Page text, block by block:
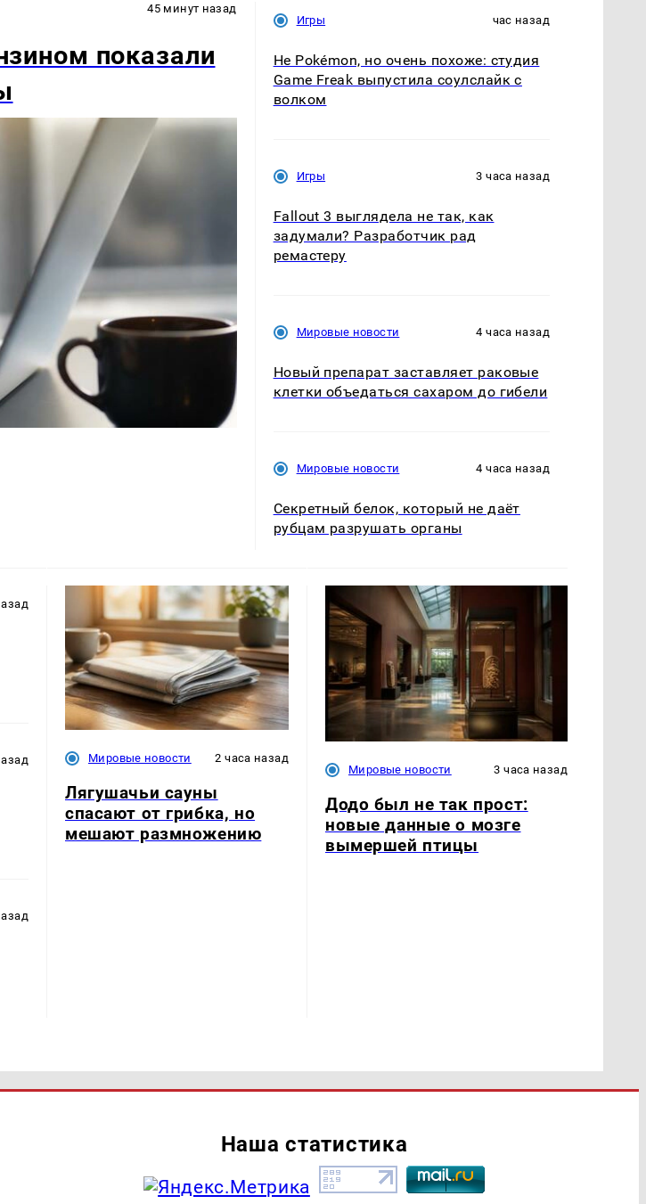
45 минут назад
показали
Игры час назад
Не Pokémon, но очень похоже: студия
Game Freak выпустила соулслайк с
волком
Игры 3 часа назад
Fallout 3 выглядела не так, как
задумали? Разработчик рад
ремастеру
Мировые новости 4 часа назад
Новый препарат заставляет раковые
клетки объедаться сахаром до гибели
Мировые новости 4 часа назад
Секретный белок, который не даёт
рубцам разрушать органы
Мировые новости 2 часа назад
Лягушачьи сауны
спасают от грибка, но
мешают размножению
Мировые новости 3 часа назад
Додо был не так прост:
новые данные о мозге
вымершей птицы
Наша статистика